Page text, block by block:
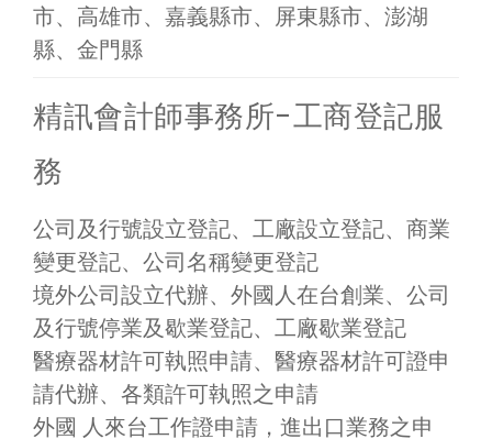
市、高雄市、嘉義縣市、屏東縣市、澎湖
縣、金門縣
精訊會計師事務所-工商登記服
務
公司及行號設立登記、工廠設立登記、商業
變更登記、公司名稱變更登記
境外公司設立代辦、外國人在台創業、公司
及行號停業及歇業登記、工廠歇業登記
醫療器材許可執照申請、醫療器材許可證申
請代辦、各類許可執照之申請
外國 人來台工作證申請，進出口業務之申